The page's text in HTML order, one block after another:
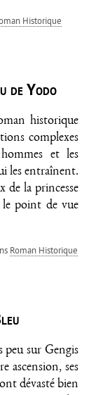
Historique
de Yodo
historique
complexes
et les
les entraînent.
de la princesse
le point de vue
Roman Historique
peu sur Gengis
ascension, ses
dévasté bien